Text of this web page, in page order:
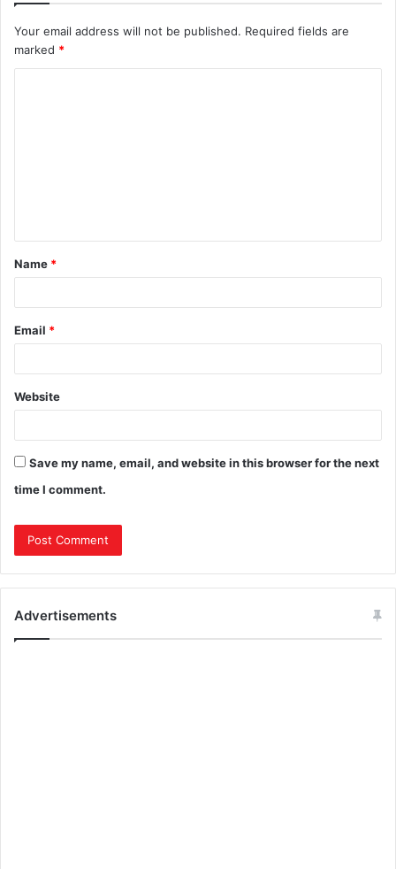
Your email address will not be published. Required fields are
marked *
Name *
Email *
Website
Save my name, email, and website in this browser for the next
time I comment.
Advertisements